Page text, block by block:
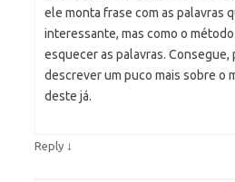
ele monta frase com as palavras
interessante, mas como o método
esquecer as palavras. Consegue,
descrever um puco mais sobre o
deste já.
Reply ↓